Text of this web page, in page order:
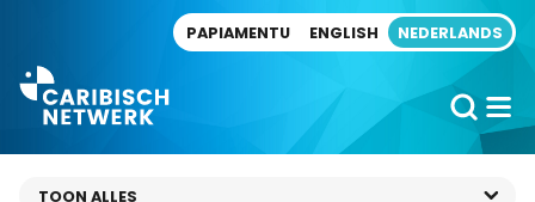
PAPIAMENTU ENGLISH NEDERLANDS